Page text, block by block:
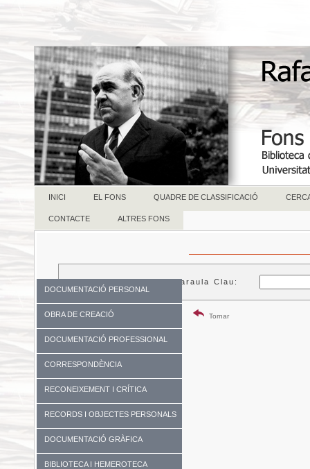
INICI EL FONS QUADRE DE CLASSIFICACIÓ
CONTACTE ALTRES FONS
DOCUMENTACIÓ PERSONAL
OBRA DE CREACIÓ
DOCUMENTACIÓ PROFESSIONAL
CORRESPONDÈNCIA
RECONEIXEMENT I CRÍTICA
RECORDS I OBJECTES PERSONALS
DOCUMENTACIÓ GRÀFICA
BIBLIOTECA I HEMEROTECA
Paraula Clau:
Tornar